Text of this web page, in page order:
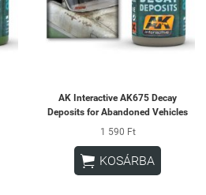
AK Interactive AK675 Decay
Deposits for Abandoned Vehicles
1 590 Ft
 KOSÁRBA